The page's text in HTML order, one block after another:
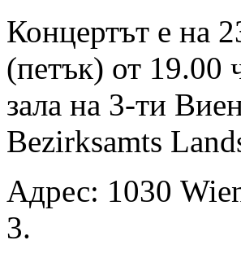
Концертът е на
(петък) от 19.00
зала на 3-ти
Bezirksamts
Адрес: 1030
3.